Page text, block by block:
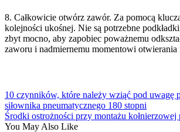
8. Całkowicie otwórz zawór. Za pomocą
kolejności ukośnej. Nie są potrzebne
zbyt mocno, aby zapobiec poważnemu
zaworu i nadmiernemu momentowi otwierania
10 czynników, które należy wziąć pod uwagę
siłownika pneumatycznego 180 stopni
Środki ostrożności przy montażu kołnierzowej
You May Also Like